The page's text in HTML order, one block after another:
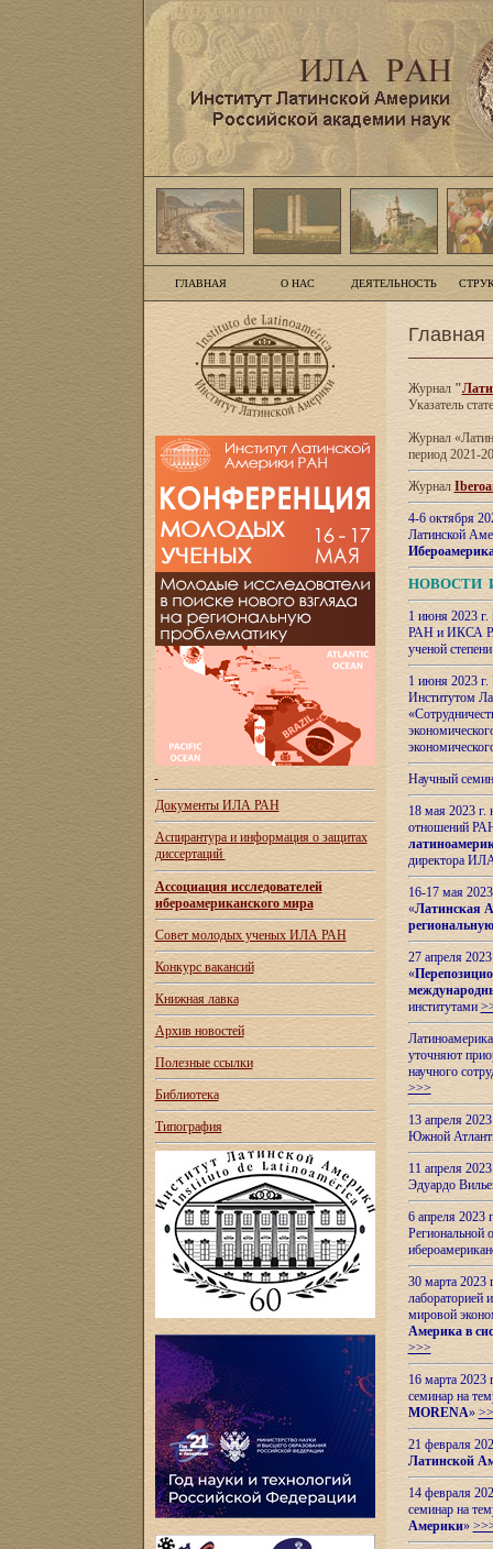
ГЛАВНАЯ О НАС ДЕЯТЕЛЬНОСТЬ
Документы ИЛА РАН
Аспирантура и информация о защитах
диссертаций
Ассоциация исследователей
ибероамериканского мира
Совет молодых ученых ИЛА РАН
Конкурс вакансий
Книжная лавка
Архив новостей
Полезные ссылки
Библиотека
Типография
Главная
Журнал"
Указатель
Журнал
период 2021-
Журнал
4-6 октября
Латинской
НОВОСТИ
1 июня 2023
РАН и ИКСА
ученой
1 июня 2023
Институтом
Научный
18 мая 2023
отношений
директора
16-17 мая
«Латинская
27 апреля
«
институтами
уточняют
научного
>>>
13 апреля
Южной
11 апреля
Эдуардо
6 апреля
Региональной
30 марта 2023
лабораторией
мировой
Америка в
>>>
16 марта 2023
семинар на
MORENA»
21 февраля
Латинской
14 февраля
семинар на
Америки»